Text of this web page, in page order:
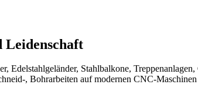
Edelstahlgeländer, Stahlbalkone,
, Bohrarbeiten auf modernen CNC-